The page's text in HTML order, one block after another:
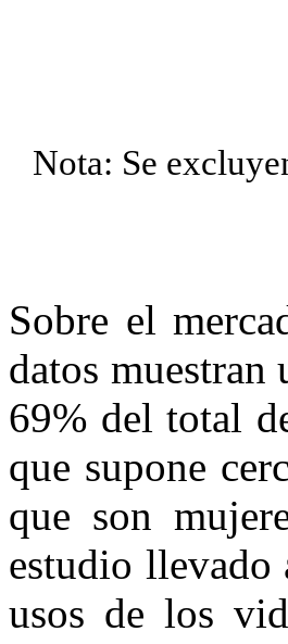
Nota: Se
Sobre el
datos muestran
69% del total
que supone
que son
estudio llevado
usos de los